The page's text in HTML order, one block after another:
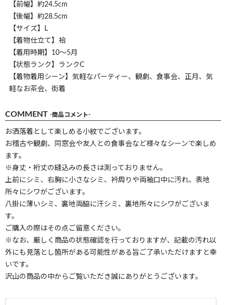
【前幅】約24.5cm
【後幅】約28.5cm
【サイズ】L
【着物仕立て】袷
【着用時期】10～5月
【状態ランク】ランクC
【着物着用シーン】気軽なパーティー、観劇、食事会、正月、気
軽なお茶会、街着
COMMENT -商品コメント-
お洒落着として楽しめる小紋でございます。
お稽古や観劇、同窓会や友人との食事会など様々なシーンで楽しめ
ます。
※身丈・裄丈の縫込みの長さは測っておりません。
上前にシミ、右胸に小さなシミ、衿周りや両袖口中に汚れ、表地
所々にシワがございます。
八掛に薄いシミ、裏地両脇に汗シミ、裏地所々にシワがございま
す。
ご購入の際はその点ご留意ください。
※なお、厳しく商品の状態確認を行っておりますが、記載の汚れ以
外にも見落とし箇所がある可能性がある旨ご了承いただけますと幸
いです。
沢山の商品の中からご覧いただき誠にありがとうございます。